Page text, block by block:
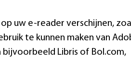
uw e-reader verschijnen,
te kunnen maken van
Libris of Bol.com,